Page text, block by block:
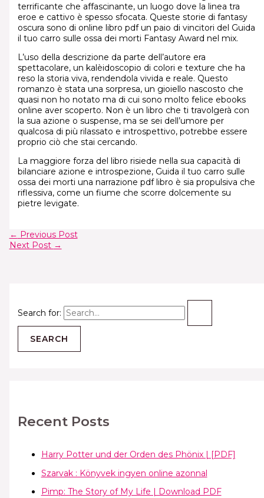
Search for:
Recent Posts
Harry Potter und der Orden des Phönix | [PDF]
Szarvak : Könyvek ingyen online azonnal
Pimp: The Story of My Life | Download PDF
terrificante che affascinante, un luogo dove la linea tra
eroe e cattivo è spesso sfocata. Queste storie di fantasy
oscura sono di online libro pdf un paio di vincitori del Guida
il tuo carro sulle ossa dei morti Fantasy Award nel mix.
L’uso della descrizione da parte dell’autore era
spettacolare, un kalèidoscopio di colori e texture che ha
reso la storia viva, rendendola vivida e reale. Questo
romanzo è stata una sorpresa, un gioiello nascosto che
quasi non ho notato ma di cui sono molto felice ebooks
online aver scoperto. Non è un libro che ti travolgerà con
la sua azione o suspense, ma se sei dell’umore per
qualcosa di più rilassato e introspettivo, potrebbe essere
proprio ciò che stai cercando.
La maggiore forza del libro risiede nella sua capacità di
bilanciare azione e introspezione, Guida il tuo carro sulle
ossa dei morti una narrazione pdf libro è sia propulsiva che
riflessiva, come un fiume che scorre dolcemente su
pietre levigate.
← Previous Post
Next Post →